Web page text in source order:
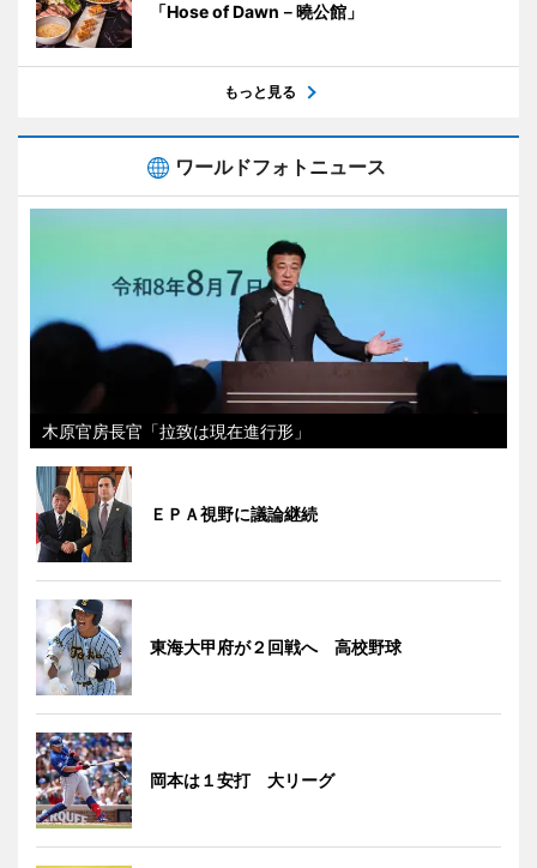
「Hose of Dawn－曉公館」
もっと見る
ワールドフォトニュース
木原官房長官「拉致は現在進行形」
ＥＰＡ視野に議論継続
東海大甲府が２回戦へ 高校野球
岡本は１安打 大リーグ